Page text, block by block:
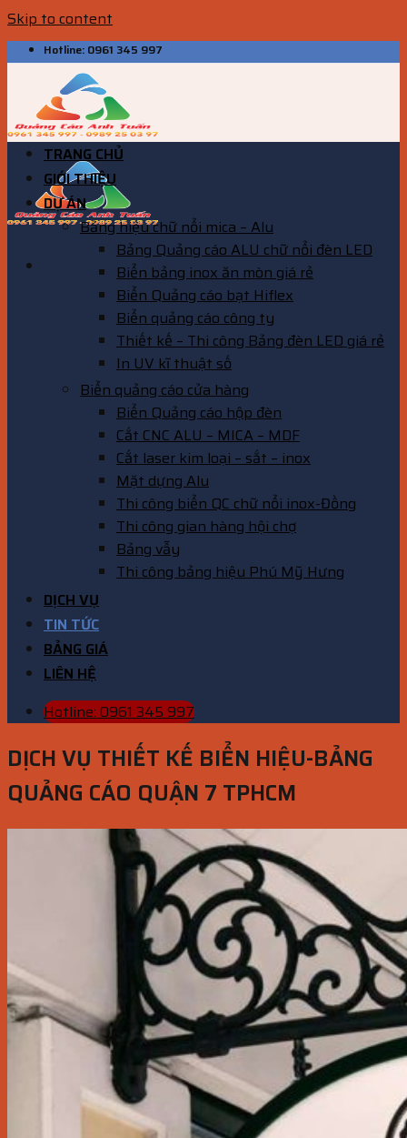
Skip to content
Hotline: 0961 345 997
TRANG CHỦ
GIỚI THIỆU
DỰ ÁN
Bảng hiệu chữ nổi mica – Alu
Bảng Quảng cáo ALU chữ nổi đèn LED
Biển bảng inox ăn mòn giá rẻ
Biển Quảng cáo bạt Hiflex
Biển quảng cáo công ty
Thiết kế – Thi công Bảng đèn LED giá rẻ
In UV kĩ thuật số
Biển quảng cáo cửa hàng
Biển Quảng cáo hộp đèn
Cắt CNC ALU – MICA – MDF
Cắt laser kim loại – sắt – inox
Mặt dựng Alu
Thi công biển QC chữ nổi inox-Đồng
Thi công gian hàng hội chợ
Bảng vẫy
Thi công bảng hiệu Phú Mỹ Hưng
DỊCH VỤ
TIN TỨC
BẢNG GIÁ
LIÊN HỆ
Hotline: 0961 345 997
DỊCH VỤ THIẾT KẾ BIỂN HIỆU-BẢNG
QUẢNG CÁO QUẬN 7 TPHCM